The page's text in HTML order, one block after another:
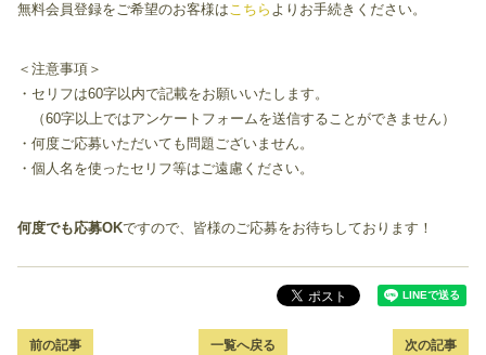
無料会員登録をご希望のお客様はこちら よりお手続きください。
＜注意事項＞
・セリフは60字以内で記載をお願いいたします。
（60字以上ではアンケートフォームを送信することができません）
・何度ご応募いただいても問題ございません。
・個人名を使ったセリフ等はご遠慮ください。
何度でも応募OKですので、皆様のご応募をお待ちしております！
前の記事 一覧へ戻る 次の記事